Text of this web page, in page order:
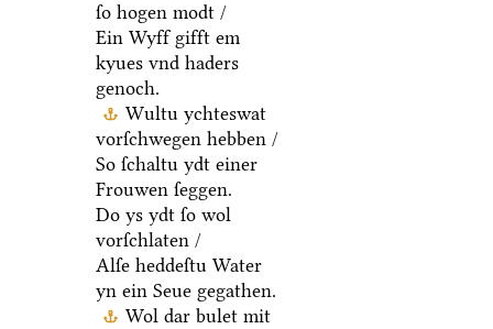
ſo hogen modt /
Ein Wyff gifft em
kyues vnd haders
genoch.
Wultu ychteswat
vorſchwegen hebben /
So ſchaltu ydt einer
Frouwen ſeggen.
Do ys ydt ſo wol
vorſchlaten /
Alſe heddeſtu Water
yn ein Seue gegathen.
Wol dar bulet mit